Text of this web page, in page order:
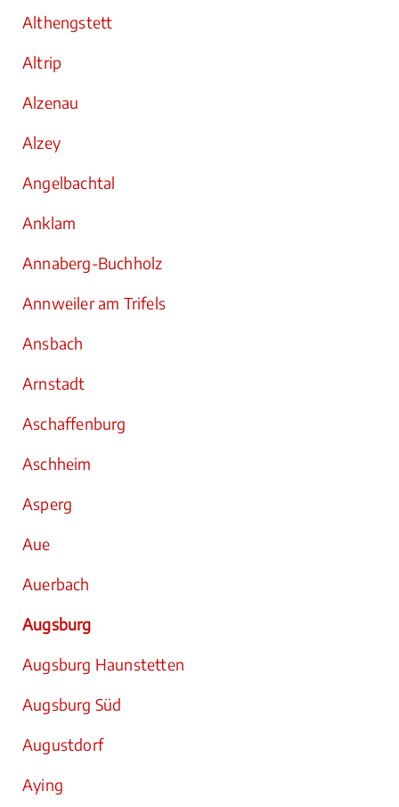
Althengstett
Altrip
Alzenau
Alzey
Angelbachtal
Anklam
Annaberg-Buchholz
Annweiler am Trifels
Ansbach
Arnstadt
Aschaffenburg
Aschheim
Asperg
Aue
Auerbach
Augsburg
Augsburg Haunstetten
Augsburg Süd
Augustdorf
Aying